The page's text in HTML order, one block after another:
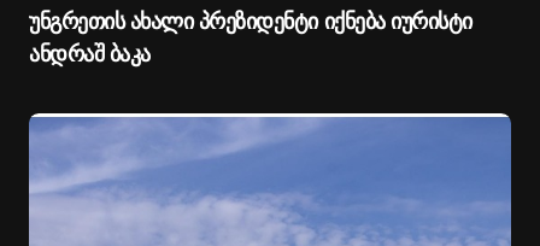
უნგრეთის ახალი პრეზიდენტი იქნება იურისტი
ანდრაშ ბაკა